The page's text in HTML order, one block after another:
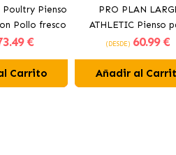
Pienso
Pollo fresco
.49 €
Carrito
PRO PLAN
ATHLETIC Pienso
perros con pollo
(DESDE) 60.99 €
Añadir al